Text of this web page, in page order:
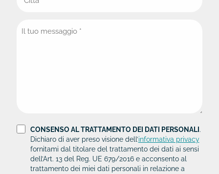
CONSENSO AL TRATTAMENTO DEI DATI PERSONALI .
Dichiaro di aver preso visione dell’informativa privacy
fornitami dal titolare del trattamento dei dati ai sensi
dell’Art. 13 del Reg. UE 679/2016 e acconsento al
trattamento dei miei dati personali in relazione a